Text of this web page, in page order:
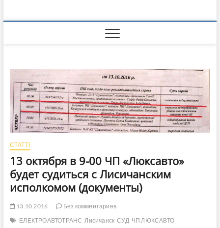
СТАТТІ
13 октября в 9-00 ЧП «Люксавто»
будет судиться с Лисичанским
исполкомом (документы)
13.10.2016
Без комментариев
ЕЛЕКТРОАВТОТРАНС Лисичанск СУД ЧП ЛЮКСАВТО